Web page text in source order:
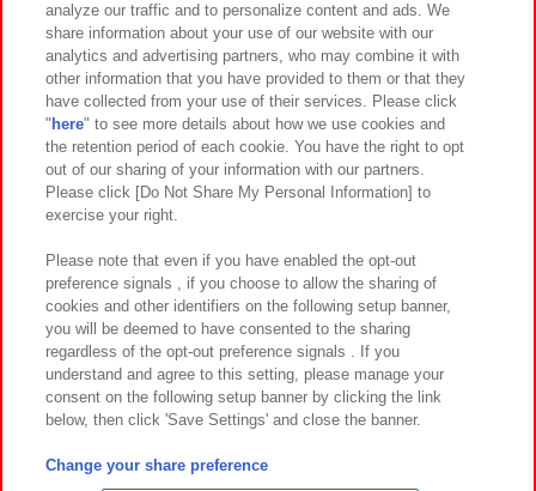
イベント・キャンペーン
関連会社 サステナビリティ サイトポリシー
プライバシーポリシー ウェブアクセシビリティ方針と検証結果
お取引先さまとともに
カスタマーハラスメント対応方針 よくあるご質問・お問い合わせ
©Bandai Namco Amusement Inc.
©Bandai Namco Amusement Lab Inc.
analyze our traffic and to personalize content and ads. We
share information about your use of our website with our
analytics and advertising partners, who may combine it with
other information that you have provided to them or that they
have collected from your use of their services. Please click
" here" to see more details about how we use cookies and
the retention period of each cookie. You have the right to opt
out of our sharing of your information with our partners.
Please click [Do Not Share My Personal Information] to
exercise your right.
Please note that even if you have enabled the opt-out
preference signals , if you choose to allow the sharing of
cookies and other identifiers on the following setup banner,
you will be deemed to have consented to the sharing
regardless of the opt-out preference signals . If you
understand and agree to this setting, please manage your
consent on the following setup banner by clicking the link
below, then click 'Save Settings' and close the banner.
Change your share preference